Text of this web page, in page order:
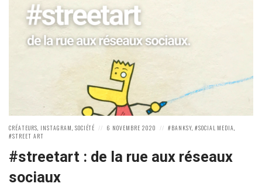
POSTED
IN:
CRÉATEURS, INSTAGRAM, SOCIÉTÉ
POSTED
6 NOVEMBRE 2020
POSTED
BANKSY, SOCIAL MEDIA,
STREET ART
#streetart : de la rue aux réseaux
sociaux